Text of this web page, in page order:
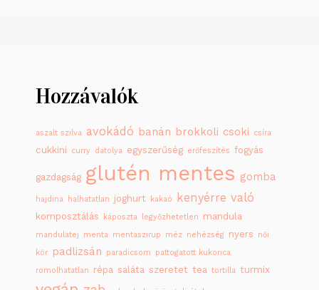
Hozzávalók
aszalt szilva avokádó banán brokkoli csoki csíra
cukkini curry datolya egyszerűség erőfeszítés fogyás
gazdagság glutén mentes gomba
hajdina halhatatlan joghurt kakaó kenyérre való
komposztálás káposzta legyőzhetetlen mandula
mandulatej menta mentaszirup méz nehézség nyers
női
kör
padlizsán paradicsom
pattogatott kukorica
romolhatatlan
répa saláta szeretet tea tortilla turmix